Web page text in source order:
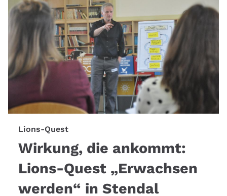
Lions-Quest
Wirkung, die ankommt:
Lions-Quest „Erwachsen
werden“ in Stendal